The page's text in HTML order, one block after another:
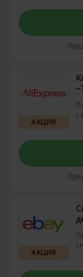
АКЦИЯ
с
АКЦИЯ